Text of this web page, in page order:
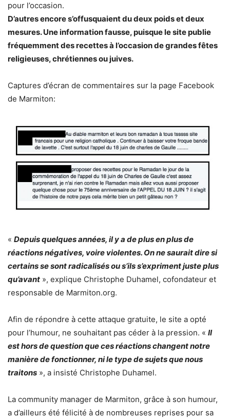
pour l’occasion.
D’autres encore s’offusquaient du deux poids et deux
mesures. Une information fausse, puisque le site publie
fréquemment des recettes à l’occasion de grandes fêtes
religieuses, chrétiennes ou juives.
Captures d’écran de commentaires sur la page Facebook
de Marmiton:
« Depuis quelques années, il y a de plus en plus de
réactions négatives, voire violentes. On ne saurait dire si
certains se sont radicalisés ou s’ils s’expriment juste plus
qu’avant », explique Christophe Duhamel, cofondateur et
responsable de Marmiton.org.
Afin de répondre à cette attaque gratuite, le site a opté
pour l’humour, ne souhaitant pas céder à la pression. « Il
est hors de question que ces réactions changent notre
manière de fonctionner, ni le type de sujets que nous
traitons », a insisté Christophe Duhamel.
La community manager de Marmiton, grâce à son humour,
a d’ailleurs été félicité à de nombreuses reprises pour sa